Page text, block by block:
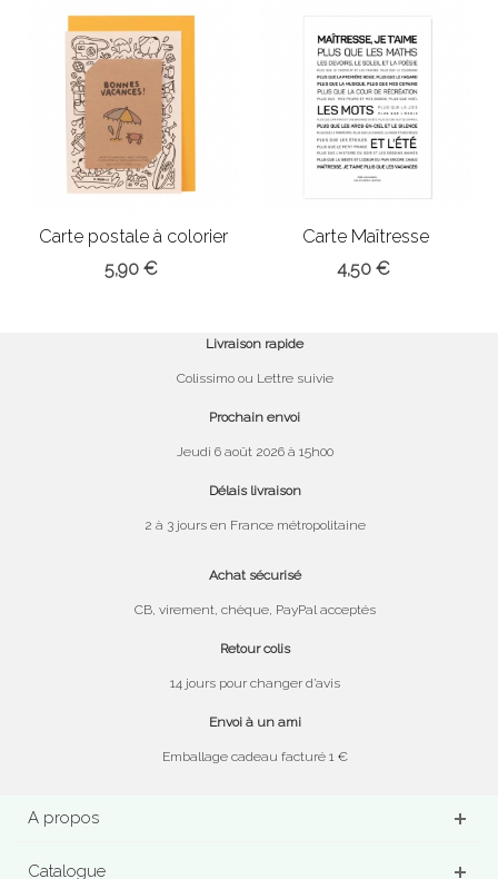
Carte postale à colorier
"Bonnes...
5,90 €
Carte Maîtresse
4,50 €
Livraison rapide
Colissimo ou Lettre suivie
Prochain envoi
Jeudi 6 août 2026 à 15h00
Délais livraison
2 à 3 jours en France métropolitaine
Achat sécurisé
CB, virement, chèque, PayPal acceptés
Retour colis
14 jours pour changer d’avis
Envoi à un ami
Emballage cadeau facturé 1 €
A propos
Catalogue